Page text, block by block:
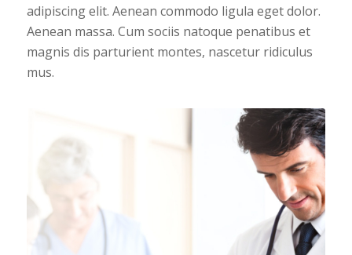
adipiscing elit. Aenean commodo ligula eget dolor.
Aenean massa. Cum sociis natoque penatibus et
magnis dis parturient montes, nascetur ridiculus
mus.